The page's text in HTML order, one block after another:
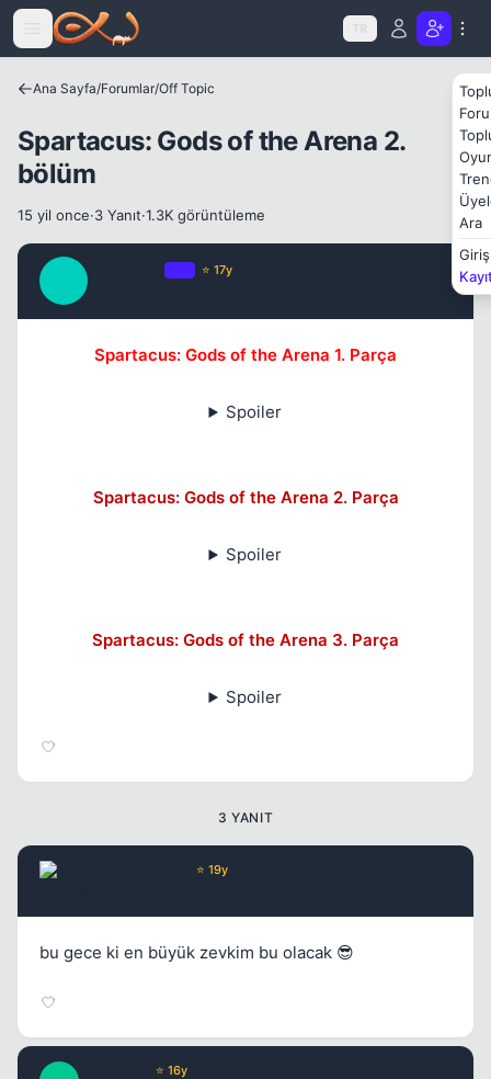
Icerige atla
TR
Ara
Giriş
Ana Sayfa/Forumlar/Off Topic
Spartacus: Gods of the Arena 2.
bölüm
15 yil once·3 Yanıt·1.3K görüntüleme
⭐ 17y
Spartacus: Gods of the Arena 1. Parça
Spoiler
Spartacus: Gods of the Arena 2. Parça
Spoiler
Spartacus: Gods of the Arena 3. Parça
Spoiler
3 YANIT
⭐ 19y
bu gece ki en büyük zevkim bu olacak 😎
Kapat
⭐ 16y
Kapat